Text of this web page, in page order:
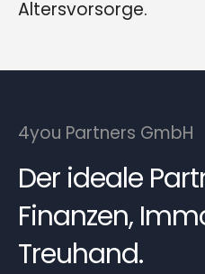
Altersvorsorge.
4you Partners GmbH
Der ideale
Finanzen,
Treuhand.